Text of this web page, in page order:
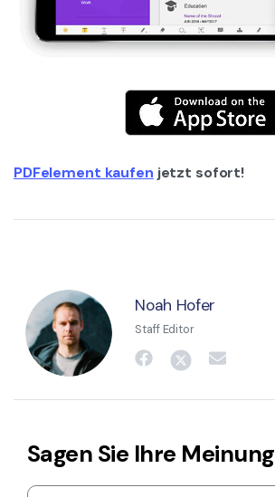
PDFelement kaufen jetzt sofort!
Noah Hofer
Staff Editor
Sagen Sie Ihre Meinung